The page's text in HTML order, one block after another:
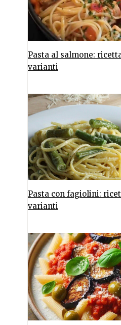
Pasta al salmone:
varianti
Pasta con fagiolini:
varianti